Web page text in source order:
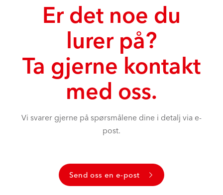
Er det noe du
lurer på?
Ta gjerne kontakt
med oss.
Vi svarer gjerne på spørsmålene dine i detalj via e-
post.
Send oss en e-post